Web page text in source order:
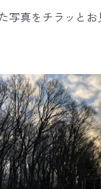
写真をチラッと